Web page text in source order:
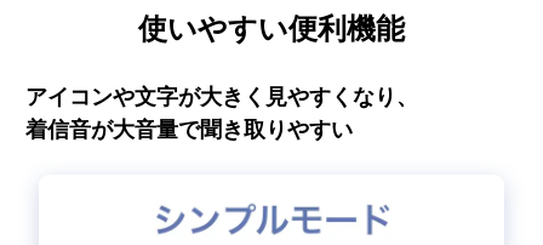
使いやすい便利機能
アイコンや文字が大きく見やすくなり、
着信音が大音量で聞き取りやすい